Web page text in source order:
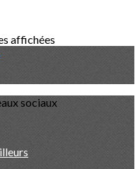
affichées
sociaux